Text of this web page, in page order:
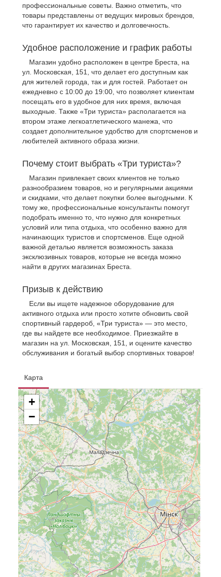
профессиональные советы. Важно отметить, что
товары представлены от ведущих мировых брендов,
что гарантирует их качество и долговечность.
Удобное расположение и график работы
Магазин удобно расположен в центре Бреста, на
ул. Московская, 151, что делает его доступным как
для жителей города, так и для гостей. Работает он
ежедневно с 10:00 до 19:00, что позволяет клиентам
посещать его в удобное для них время, включая
выходные. Также «Три туриста» располагается на
втором этаже легкоатлетического манежа, что
создает дополнительное удобство для спортсменов и
любителей активного образа жизни.
Почему стоит выбрать «Три туриста»?
Магазин привлекает своих клиентов не только
разнообразием товаров, но и регулярными акциями
и скидками, что делает покупки более выгодными. К
тому же, профессиональные консультанты помогут
подобрать именно то, что нужно для конкретных
условий или типа отдыха, что особенно важно для
начинающих туристов и спортсменов. Еще одной
важной деталью является возможность заказа
эксклюзивных товаров, которые не всегда можно
найти в других магазинах Бреста.
Призыв к действию
Если вы ищете надежное оборудование для
активного отдыха или просто хотите обновить свой
спортивный гардероб, «Три туриста» — это место,
где вы найдете все необходимое. Приезжайте в
магазин на ул. Московская, 151, и оцените качество
обслуживания и богатый выбор спортивных товаров!
Карта
+
−